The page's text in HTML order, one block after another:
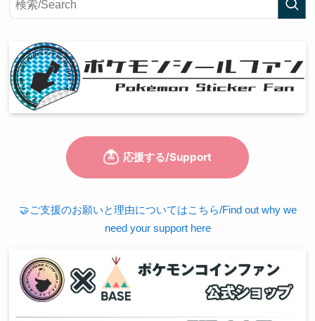
🤝ご支援のお願いと理由についてはこちら/Find out why we
need your support here